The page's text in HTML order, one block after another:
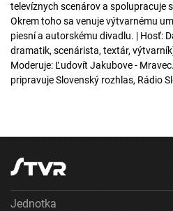
televíznych scenárov a spolupracuje
Okrem toho sa venuje výtvarnému
piesní a autorskému divadlu. | Hosť:
dramatik, scenárista, textár,
Moderuje: Ľudovít Jakubove -
pripravuje Slovenský rozhlas, Rádio
Jednotka